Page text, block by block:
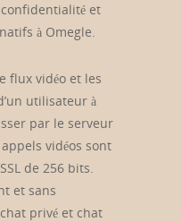
et
à Omegle.
flux vidéo et les
utilisateur à
par le serveur
vidéos sont
de 256 bits.
et sans
privé et chat